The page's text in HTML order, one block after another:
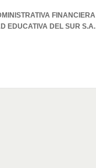
FINANCIERA
EDUCATIVA DEL SUR S.A.